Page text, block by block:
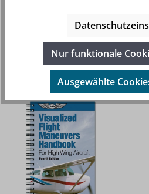
Produktgalerie überspringen
Beliebte Artikel
Nur funktionale
Ausgewählte